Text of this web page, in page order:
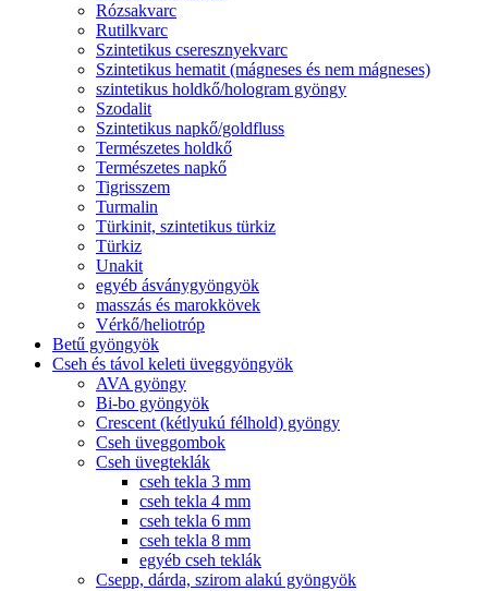
Rózsakvarc
Rutilkvarc
Szintetikus cseresznyekvarc
Szintetikus hematit (mágneses és nem mágneses)
szintetikus holdkő/hologram gyöngy
Szodalit
Szintetikus napkő/goldfluss
Természetes holdkő
Természetes napkő
Tigrisszem
Turmalin
Türkinit, szintetikus türkiz
Türkiz
Unakit
egyéb ásványgyöngyök
masszás és marokkövek
Vérkő/heliotróp
Betű gyöngyök
Cseh és távol keleti üveggyöngyök
AVA gyöngy
Bi-bo gyöngyök
Crescent (kétlyukú félhold) gyöngy
Cseh üveggombok
Cseh üvegteklák
cseh tekla 3 mm
cseh tekla 4 mm
cseh tekla 6 mm
cseh tekla 8 mm
egyéb cseh teklák
Csepp, dárda, szirom alakú gyöngyök